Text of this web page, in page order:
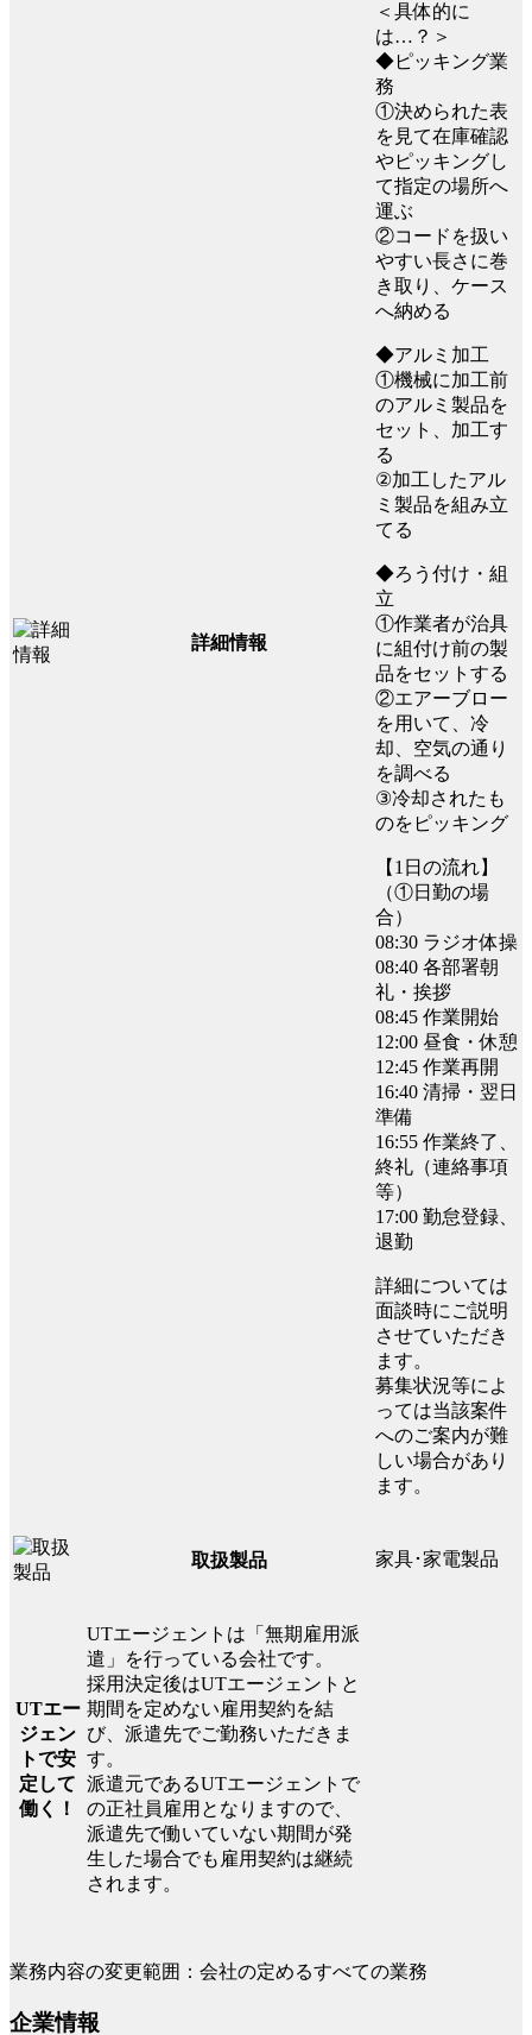
詳細情報
＜具体的に
は…？＞
◆ピッキング業
務
①決められた表
を見て在庫確認
やピッキングし
て指定の場所へ
運ぶ
②コードを扱い
やすい長さに巻
き取り、ケース
へ納める
◆アルミ加工
①機械に加工前
のアルミ製品を
セット、加工す
る
②加工したアル
ミ製品を組み立
てる
◆ろう付け・組
立
①作業者が治具
に組付け前の製
品をセットする
②エアーブロー
を用いて、冷
却、空気の通り
を調べる
③冷却されたも
のをピッキング
【1日の流れ】
（①日勤の場
合）
08:30 ラジオ体操
08:40 各部署朝
礼・挨拶
08:45 作業開始
12:00 昼食・休憩
12:45 作業再開
16:40 清掃・翌日
準備
16:55 作業終了、
終礼（連絡事項
等）
17:00 勤怠登録、
退勤
詳細については
面談時にご説明
させていただき
ます。
募集状況等によ
っては当該案件
へのご案内が難
しい場合があり
ます。
取扱製品 家具･家電製品
UTエー
ジェン
トで安
定して
働く！
UTエージェントは「無期雇用派
遣」を行っている会社です。
採用決定後はUTエージェントと
期間を定めない雇用契約を結
び、派遣先でご勤務いただきま
す。
派遣元であるUTエージェントで
の正社員雇用となりますので、
派遣先で働いていない期間が発
生した場合でも雇用契約は継続
されます。
業務内容の変更範囲：会社の定めるすべての業務
企業情報